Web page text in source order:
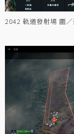
2042 軌道發射場 圖